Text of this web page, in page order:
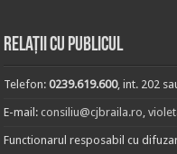
Relații cu publicul
Telefon:0239.619.600, int. 202
E-mail:consiliu@cjbraila.ro,
Functionarul resposabil cu